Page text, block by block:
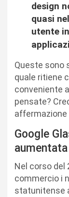
design
quasi
utente
Queste sono
quale ritiene
conveniente
pensate?
affermazione
Google
Nel corso del
commercio i
statunitense